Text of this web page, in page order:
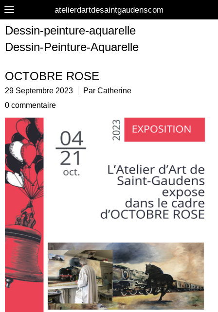
atelierdartdesaintgaudenscom
Dessin-peinture-aquarelle
Dessin-Peinture-Aquarelle
OCTOBRE ROSE
29 Septembre 2023
Par Catherine
0 commentaire